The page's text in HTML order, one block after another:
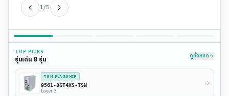
1/5
เปิดตัวเว็บไซต์ใหม่
TOP PICKS
รุ่นเด่น 8 รุ่น ดูทั้งหมด
TSN FLAGSHIP
9561-8GT4XS-TSN
Layer 3